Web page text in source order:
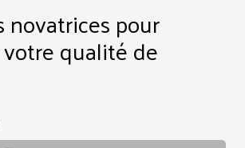
novatrices pour
qualité de